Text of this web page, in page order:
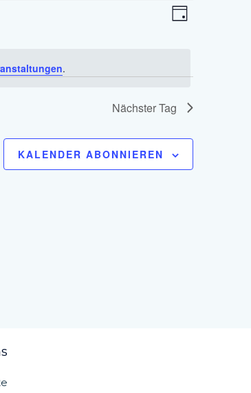
.
Ansichten-
Navigation
Ansichten-
TAG
Nächster Tag
KALENDER ABONNIEREN